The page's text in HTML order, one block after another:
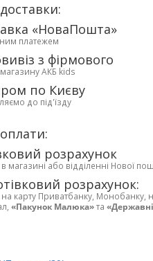
«НоваПошта»
платежем
з фірмового
АКБ kids
по Києву
до під'їзду
розрахунок
магазині або відділенні Нової
розрахунок:
карту Приватбанку, Монобанку,
«Пакунок Малюка»та